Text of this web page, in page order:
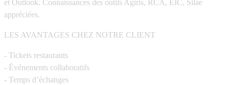
et Outlook. Connaissances des outils Agiris, RCA, EIC, Silae
appréciées.
LES AVANTAGES CHEZ NOTRE CLIENT
- Tickets restaurants
- Événements collaboratifs
- Temps d’échanges